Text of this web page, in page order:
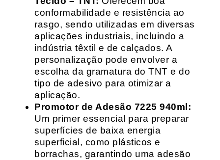
conformabilidade e resistência ao
rasgo, sendo utilizadas em diversas
aplicações industriais, incluindo a
indústria têxtil e de calçados. A
personalização pode envolver a
escolha da gramatura do TNT e do
tipo de adesivo para otimizar a
aplicação.
Promotor de Adesão 7225 940ml:
Um primer essencial para preparar
superfícies de baixa energia
superficial, como plásticos e
borrachas, garantindo uma adesão